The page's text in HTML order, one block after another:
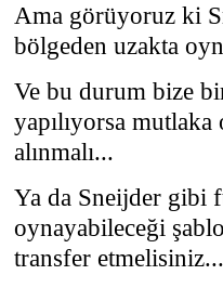
Ama görüyoruz ki
bölgeden uzakta
Ve bu durum bize
yapılıyorsa
alınmalı...
Ya da Sneijder gibi
oynayabileceği
transfer